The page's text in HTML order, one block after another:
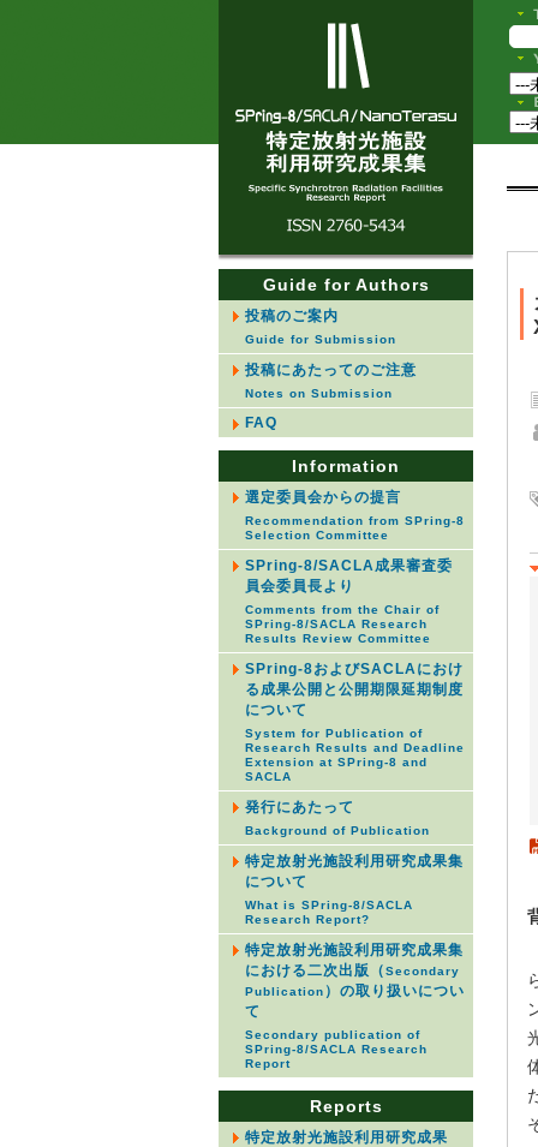
Guide for Authors
投稿のご案内
Guide for Submission
投稿にあたってのご注意
Notes on Submission
FAQ
Information
選定委員会からの提言
Recommendation from SPring-8
Selection Committee
SPring-8/SACLA成果審査委
員会委員長より
Comments from the Chair of
SPring-8/SACLA Research
Results Review Committee
SPring-8およびSACLAにおけ
る成果公開と公開期限延期制度
について
System for Publication of
Research Results and Deadline
Extension at SPring-8 and
SACLA
発行にあたって
Background of Publication
特定放射光施設利用研究成果集
について
What is SPring-8/SACLA
Research Report?
特定放射光施設利用研究成果集
における二次出版（Secondary
Publication ）の取り扱いについ
て
Secondary publication of
SPring-8/SACLA Research
Report
Reports
特定放射光施設利用研究成果